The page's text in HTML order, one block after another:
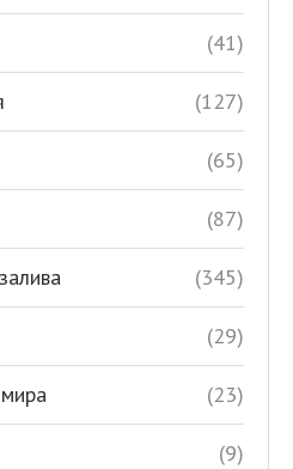
(41)
(127)
(65)
(87)
(345)
(29)
(23)
(9)